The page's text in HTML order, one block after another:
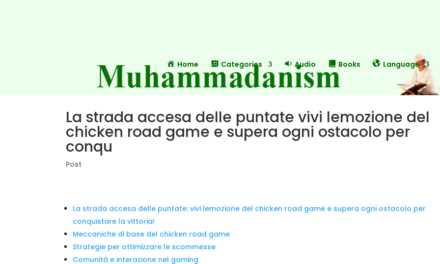
Home Categories Audio Books Language
La strada accesa delle puntate vivi lemozione del
chicken road game e supera ogni ostacolo per
conqu
Post
La strada accesa delle puntate: vivi lemozione del chicken road game e supera ogni ostacolo per
conquistare la vittoria!
Meccaniche di base del chicken road game
Strategie per ottimizzare le scommesse
Comunità e interazione nel gaming